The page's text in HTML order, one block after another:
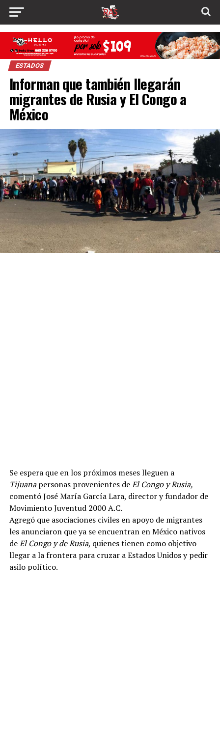
ESTADOS
Informan que también llegarán
migrantes de Rusia y El Congo a
México
Se espera que en los próximos meses lleguen a
Tijuanapersonas provenientes deEl Congo y Rusia,
comentó José María García Lara, director y fundador de
Movimiento Juventud 2000 A.C.
Agregó que asociaciones civiles en apoyo de migrantes
les anunciaron que ya se encuentran en México nativos
deEl Congo y de Rusia, quienes tienen como objetivo
llegar a la frontera para cruzar a Estados Unidos y pedir
asilo político.